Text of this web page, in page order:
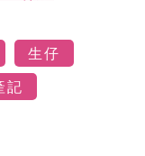
生仔
記